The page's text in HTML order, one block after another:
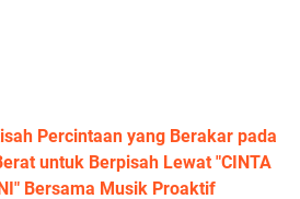
Percintaan yang Berakar pada
untuk Berpisah Lewat "CINTA
Bersama Musik Proaktif